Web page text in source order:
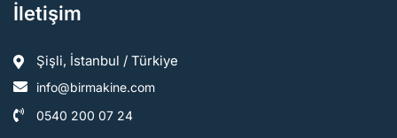
İletişim
Şişli, İstanbul / Türkiye
info@birmakine.com
0540 200 07 24